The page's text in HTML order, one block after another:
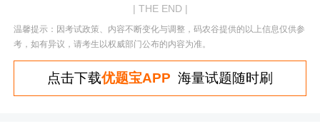
| THE END |
温馨提示：因考试政策、内容不断变化与调整，码农谷提供的以上信息仅供参
考，如有异议，请考生以权威部门公布的内容为准。
点击下载优题宝APP 海量试题随时刷